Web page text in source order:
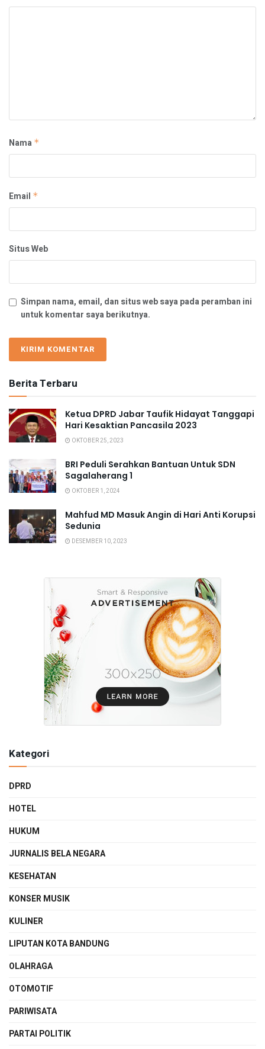
Nama *
Email *
Situs Web
Simpan nama, email, dan situs web saya pada peramban ini
untuk komentar saya berikutnya.
Berita Terbaru
Ketua DPRD Jabar Taufik Hidayat Tanggapi
Hari Kesaktian Pancasila 2023
OKTOBER 25, 2023
BRI Peduli Serahkan Bantuan Untuk SDN
Sagalaherang 1
OKTOBER 1, 2024
Mahfud MD Masuk Angin di Hari Anti Korupsi
Sedunia
DESEMBER 10, 2023
Kategori
DPRD
HOTEL
HUKUM
JURNALIS BELA NEGARA
KESEHATAN
KONSER MUSIK
KULINER
LIPUTAN KOTA BANDUNG
OLAHRAGA
OTOMOTIF
PARIWISATA
PARTAI POLITIK